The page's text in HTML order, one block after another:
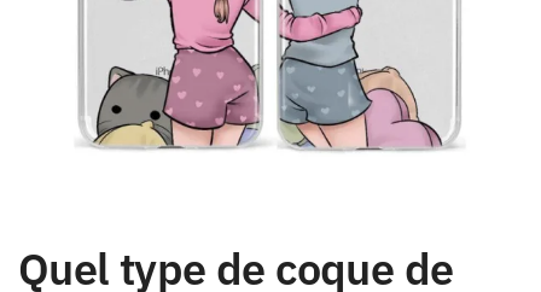
Quel type de coque de